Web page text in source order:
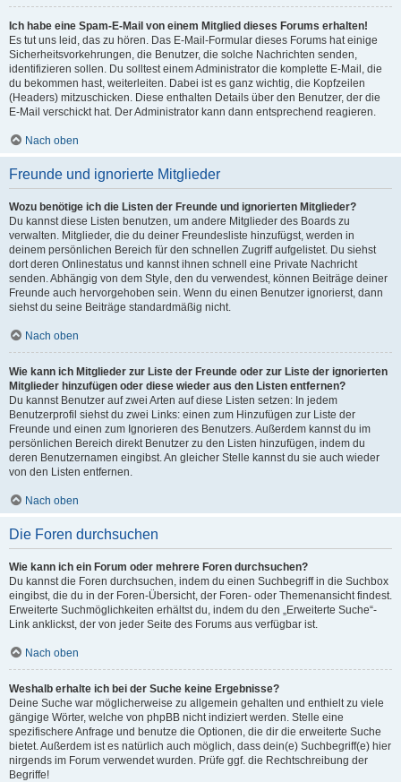
Ich habe eine Spam-E-Mail von einem Mitglied dieses Forums erhalten!
Es tut uns leid, das zu hören. Das E-Mail-Formular dieses Forums hat einige
Sicherheitsvorkehrungen, die Benutzer, die solche Nachrichten senden,
identifizieren sollen. Du solltest einem Administrator die komplette E-Mail, die
du bekommen hast, weiterleiten. Dabei ist es ganz wichtig, die Kopfzeilen
(Headers) mitzuschicken. Diese enthalten Details über den Benutzer, der die
E-Mail verschickt hat. Der Administrator kann dann entsprechend reagieren.
Nach oben
Freunde und ignorierte Mitglieder
Wozu benötige ich die Listen der Freunde und ignorierten Mitglieder?
Du kannst diese Listen benutzen, um andere Mitglieder des Boards zu
verwalten. Mitglieder, die du deiner Freundesliste hinzufügst, werden in
deinem persönlichen Bereich für den schnellen Zugriff aufgelistet. Du siehst
dort deren Onlinestatus und kannst ihnen schnell eine Private Nachricht
senden. Abhängig von dem Style, den du verwendest, können Beiträge deiner
Freunde auch hervorgehoben sein. Wenn du einen Benutzer ignorierst, dann
siehst du seine Beiträge standardmäßig nicht.
Nach oben
Wie kann ich Mitglieder zur Liste der Freunde oder zur Liste der ignorierten
Mitglieder hinzufügen oder diese wieder aus den Listen entfernen?
Du kannst Benutzer auf zwei Arten auf diese Listen setzen: In jedem
Benutzerprofil siehst du zwei Links: einen zum Hinzufügen zur Liste der
Freunde und einen zum Ignorieren des Benutzers. Außerdem kannst du im
persönlichen Bereich direkt Benutzer zu den Listen hinzufügen, indem du
deren Benutzernamen eingibst. An gleicher Stelle kannst du sie auch wieder
von den Listen entfernen.
Nach oben
Die Foren durchsuchen
Wie kann ich ein Forum oder mehrere Foren durchsuchen?
Du kannst die Foren durchsuchen, indem du einen Suchbegriff in die Suchbox
eingibst, die du in der Foren-Übersicht, der Foren- oder Themenansicht findest.
Erweiterte Suchmöglichkeiten erhältst du, indem du den „Erweiterte Suche“-
Link anklickst, der von jeder Seite des Forums aus verfügbar ist.
Nach oben
Weshalb erhalte ich bei der Suche keine Ergebnisse?
Deine Suche war möglicherweise zu allgemein gehalten und enthielt zu viele
gängige Wörter, welche von phpBB nicht indiziert werden. Stelle eine
spezifischere Anfrage und benutze die Optionen, die dir die erweiterte Suche
bietet. Außerdem ist es natürlich auch möglich, dass dein(e) Suchbegriff(e) hier
nirgends im Forum verwendet wurden. Prüfe ggf. die Rechtschreibung der
Begriffe!